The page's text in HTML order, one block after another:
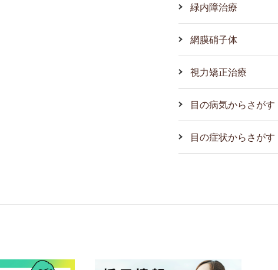
緑内障治療
網膜硝子体
視力矯正治療
目の病気からさがす
目の症状からさがす